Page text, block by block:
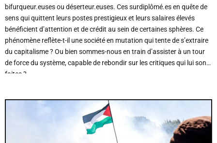
bifurqueur.euses ou déserteur.euses. Ces surdiplômé.es en quête de
sens qui quittent leurs postes prestigieux et leurs salaires élevés
bénéficient d’attention et de crédit au sein de certaines sphères. Ce
phénomène reflète-t-il une société en mutation qui tente de s’extraire
du capitalisme ? Ou bien sommes-nous en train d’assister à un tour
de force du système, capable de rebondir sur les critiques qui lui sont
faites ?